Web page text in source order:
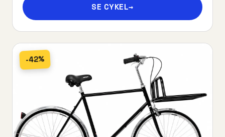
SE CYKEL→
-42%